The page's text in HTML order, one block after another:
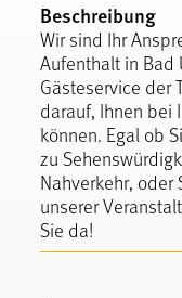
Beschreibung
Wir sind Ihr
Aufenthalt in Bad
Gästeservice der
darauf, Ihnen bei
können. Egal ob
zu
Nahverkehr, oder
unserer
Sie da!